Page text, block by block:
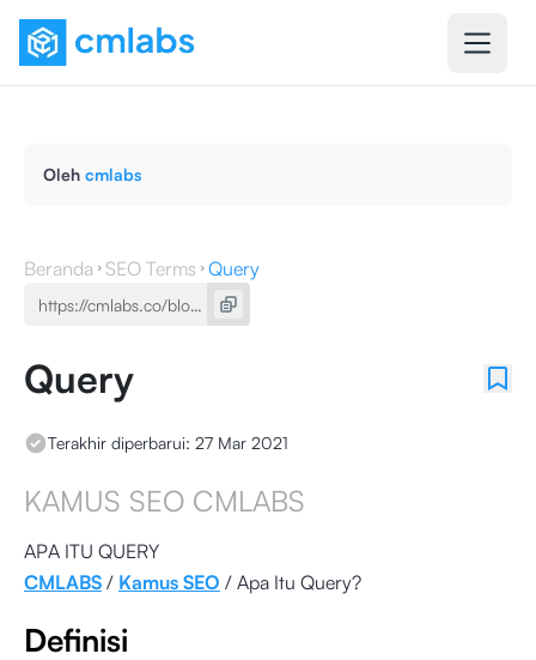
Oleh cmlabs
Beranda SEO Terms Query
Query
Terakhir diperbarui: 27 Mar 2021
KAMUS SEO CMLABS
APA ITU QUERY
CMLABS / Kamus SEO / Apa Itu Query?
Definisi